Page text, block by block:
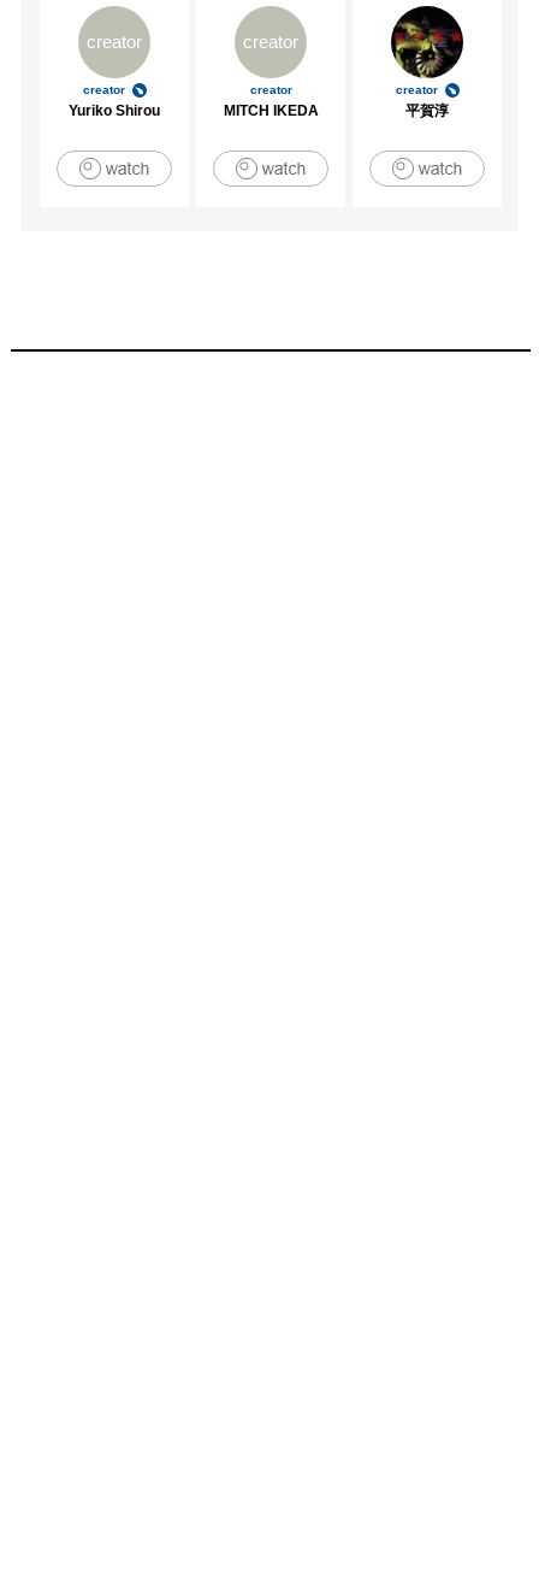
creator
creator
Yuriko Shirou
creator
creator
MITCH IKEDA
creator
平賀淳